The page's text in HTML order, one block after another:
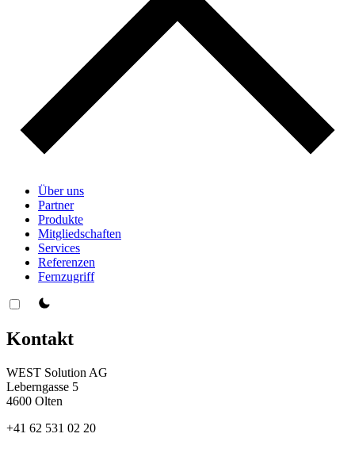
Über uns
Partner
Produkte
Mitgliedschaften
Services
Referenzen
Fernzugriff
theme switcher
Kontakt
WEST Solution AG
Leberngasse 5
4600 Olten
+41 62 531 02 20